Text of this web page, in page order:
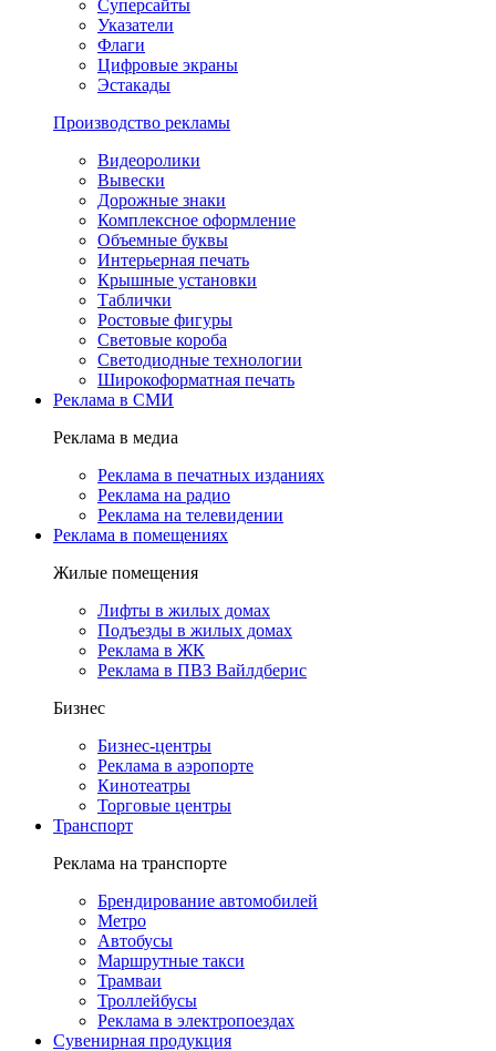
Суперсайты
Указатели
Флаги
Цифровые экраны
Эстакады
Производство рекламы
Видеоролики
Вывески
Дорожные знаки
Комплексное оформление
Объемные буквы
Интерьерная печать
Крышные установки
Таблички
Ростовые фигуры
Световые короба
Светодиодные технологии
Широкоформатная печать
Реклама в СМИ
Реклама в медиа
Реклама в печатных изданиях
Реклама на радио
Реклама на телевидении
Реклама в помещениях
Жилые помещения
Лифты в жилых домах
Подъезды в жилых домах
Реклама в ЖК
Реклама в ПВЗ Вайлдберис
Бизнес
Бизнес-центры
Реклама в аэропорте
Кинотеатры
Торговые центры
Транспорт
Реклама на транспорте
Брендирование автомобилей
Метро
Автобусы
Маршрутные такси
Трамваи
Троллейбусы
Реклама в электропоездах
Сувенирная продукция